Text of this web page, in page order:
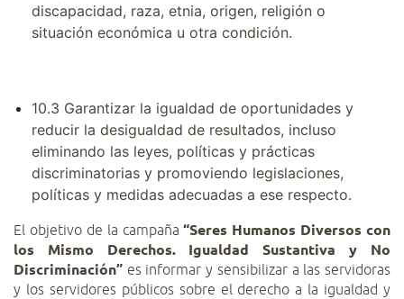
discapacidad, raza, etnia, origen, religión o
situación económica u otra condición.
10.3 Garantizar la igualdad de oportunidades y
reducir la desigualdad de resultados, incluso
eliminando las leyes, políticas y prácticas
discriminatorias y promoviendo legislaciones,
políticas y medidas adecuadas a ese respecto.
El objetivo de la campaña“Seres Humanos Diversos con
los Mismo Derechos. Igualdad Sustantiva y No
Discriminación” es informar y sensibilizar a las servidoras
y los servidores públicos sobre el derecho a la igualdad y